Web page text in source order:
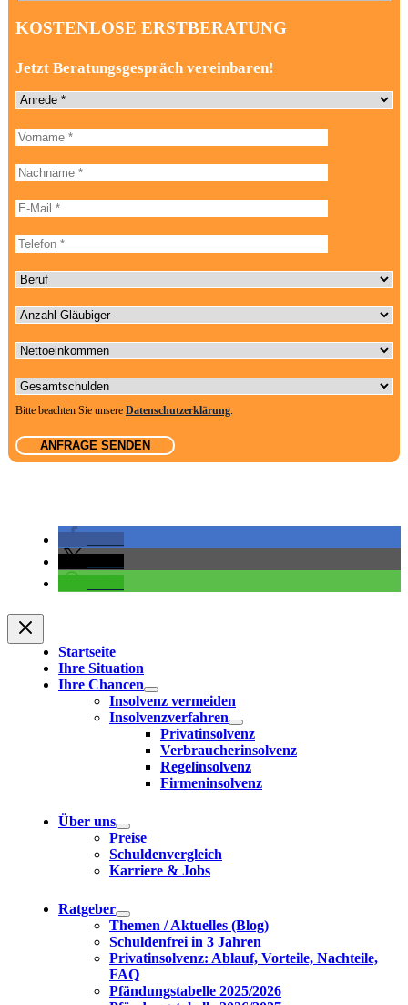
KOSTENLOSE ERSTBERATUNG
Jetzt Beratungsgespräch vereinbaren!
Anrede
B
i
t
l
s
s
e
d
i
e
s
e
F
e
d
l
Vorname
Nachname
E-Mail-Adresse
Telefonnummer
Beruf
Anzahl Gläubiger
Nettoeinkommen
Gesamtschulden
Bitte beachten Sie unsere Datenschutzerklärung.
Startseite
Ihre Situation
Ihre Chancen
Insolvenz vermeiden
Insolvenzverfahren
Privatinsolvenz
Verbraucherinsolvenz
Regelinsolvenz
Firmeninsolvenz
Über uns
Preise
Schuldenvergleich
Karriere & Jobs
Ratgeber
Themen / Aktuelles (Blog)
Schuldenfrei in 3 Jahren
Privatinsolvenz: Ablauf, Vorteile, Nachteile,
FAQ
Pfändungstabelle 2025/2026